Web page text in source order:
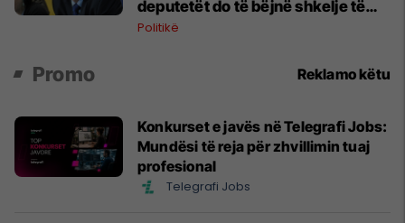
deputetët do të bëjnë shkelje të
rëndë kushtetuese
Politikë
Promo Reklamo këtu
Konkurset e javës në Telegrafi Jobs:
Mundësi të reja për zhvillimin tuaj
profesional
Telegrafi Jobs